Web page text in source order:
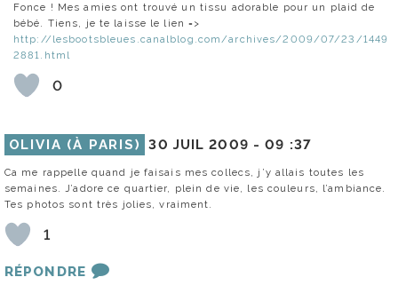
Fonce ! Mes amies ont trouvé un tissu adorable pour un plaid de
bébé. Tiens, je te laisse le lien =>
http://lesbootsbleues.canalblog.com/archives/2009/07/23/1449
2881.html
0
OLIVIA (À PARIS) 30 JUIL 2009 -09 :37
Ca me rappelle quand je faisais mes collecs, j’y allais toutes les
semaines. J’adore ce quartier, plein de vie, les couleurs, l’ambiance.
Tes photos sont très jolies, vraiment.
1
RÉPONDRE